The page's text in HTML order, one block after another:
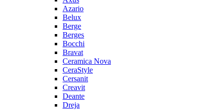
Azario
Belux
Berge
Berges
Bocchi
Bravat
Ceramica Nova
CeraStyle
Cersanit
Creavit
Deante
Dreja